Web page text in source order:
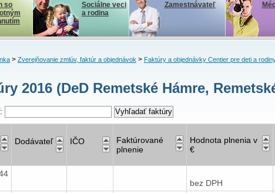
so
Sociálne veci
a rodina
Zamestnávateľ
> Zverejňovanie zmlúv, faktúr a objednávok> Faktúry a objednávky Centier pre deti a
2016 (DeD Remetské Hámre,
Dodávateľ IČO
Faktúrované
plnenie
Hodnota plnenia v
€
bez DPH